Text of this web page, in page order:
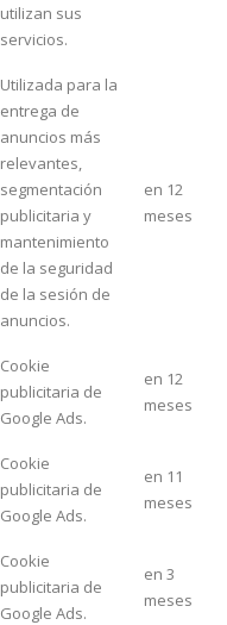
utilizan sus
servicios.
Utilizada para la
entrega de
anuncios más
relevantes,
segmentación
publicitaria y
mantenimiento
de la seguridad
de la sesión de
anuncios.
en 12
meses
Cookie
publicitaria de
Google Ads.
en 12
meses
Cookie
publicitaria de
Google Ads.
en 11
meses
Cookie
publicitaria de
Google Ads.
en 3
meses